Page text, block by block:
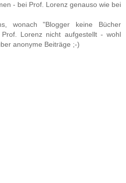
- bei Prof. Lorenz genauso wie bei
wonach "Blogger keine Bücher
Lorenz nicht aufgestellt - wohl
anonyme Beiträge ;-)